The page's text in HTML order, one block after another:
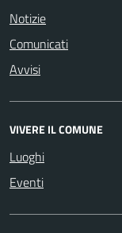
Notizie
Comunicati
Avvisi
VIVERE IL COMUNE
Luoghi
Eventi